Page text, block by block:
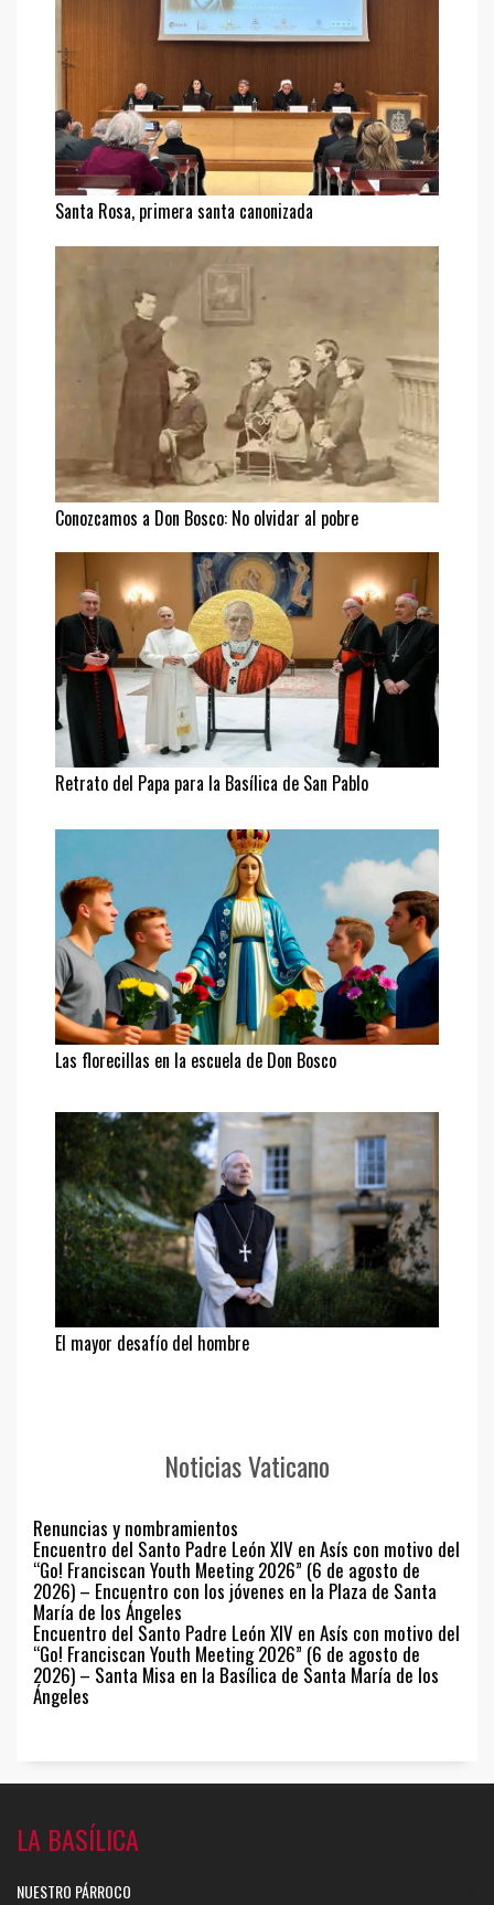
Santa Rosa, primera santa canonizada
Conozcamos a Don Bosco: No olvidar al pobre
Retrato del Papa para la Basílica de San Pablo
Las florecillas en la escuela de Don Bosco
El mayor desafío del hombre
Noticias Vaticano
Renuncias y nombramientos
Encuentro del Santo Padre León XIV en Asís con motivo del
“Go! Franciscan Youth Meeting 2026” (6 de agosto de
2026) – Encuentro con los jóvenes en la Plaza de Santa
María de los Ángeles
Encuentro del Santo Padre León XIV en Asís con motivo del
“Go! Franciscan Youth Meeting 2026” (6 de agosto de
2026) – Santa Misa en la Basílica de Santa María de los
Ángeles
LA BASÍLICA
NUESTRO PÁRROCO